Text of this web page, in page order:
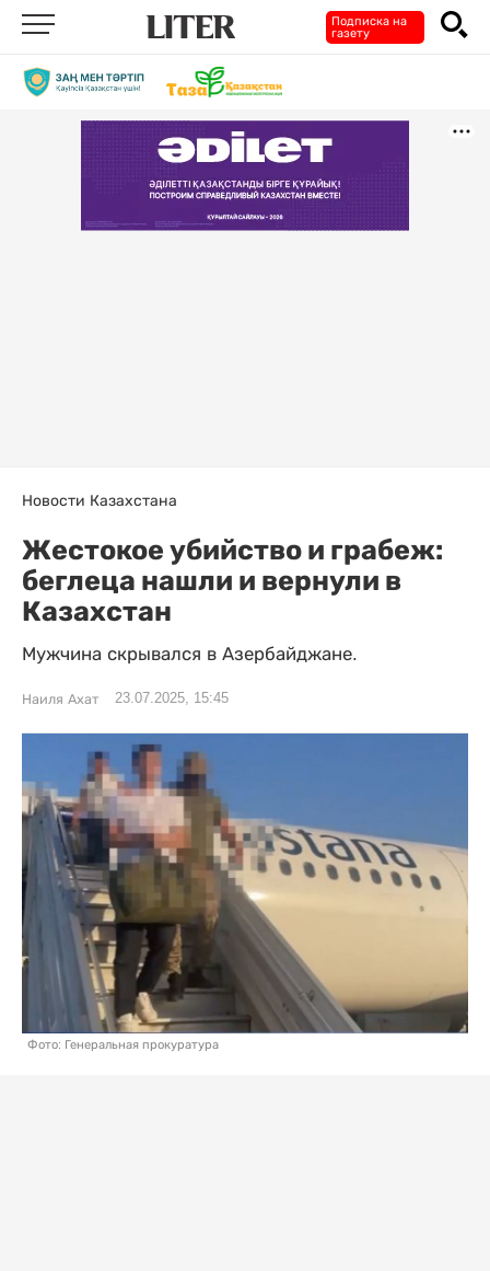
Подписка на
газету
Новости Казахстана
Жестокое убийство и грабеж:
беглеца нашли и вернули в
Казахстан
Мужчина скрывался в Азербайджане.
Наиля Ахат 23.07.2025, 15:45
Фото: Генеральная прокуратура